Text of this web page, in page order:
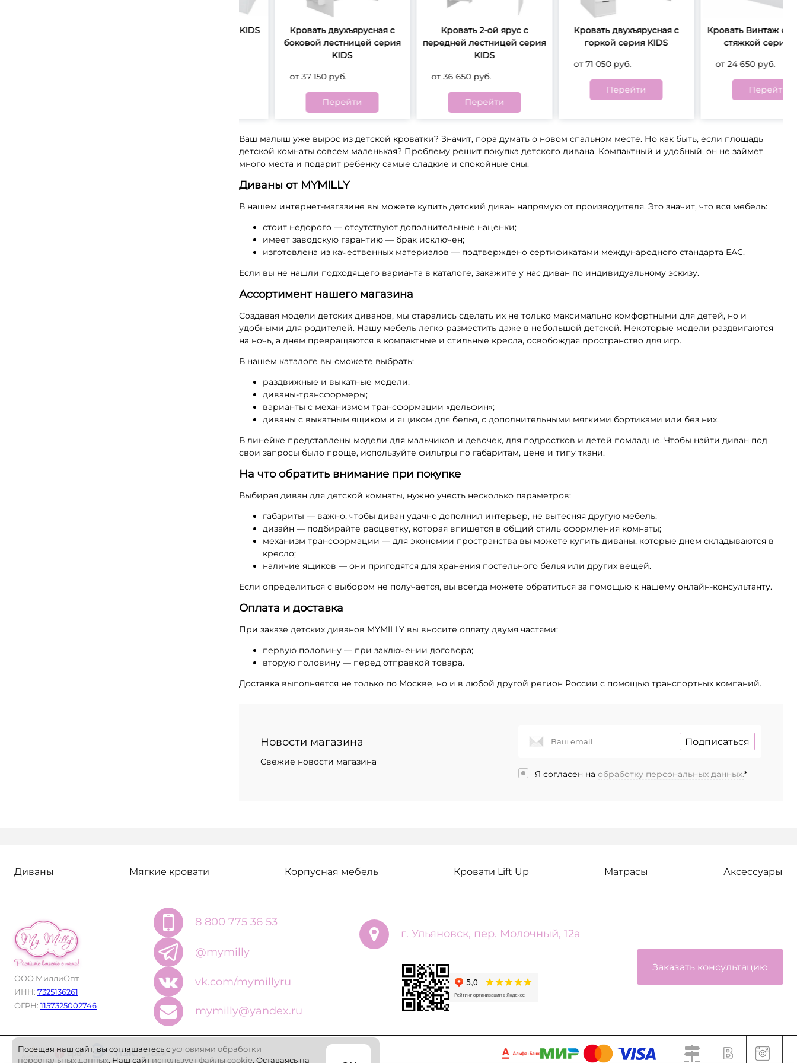
Глубина спального места
1 категория
С фотопечатью
Габаритная глубина, мм
Категория ткани:
Габаритная глубина, мм
Категория ткани:
Высота, мм
Категория ткани:
Кровать Диван серии KIDS
Кровать двухъярусная с
боковой лестницей серия
KIDS
от 37 150 руб.
Перейти
Кровать 2-ой ярус с
передней лестницей серия
KIDS
от 36 650 руб.
Перейти
Кровать двухъярусная с
горкой серия KIDS
от 71 050 руб.
Перейти
Кровать Винтаж с
стяжкой серия
от 24 650 руб.
Перейти
Ваш малыш уже вырос из детской кроватки? Значит, пора думать о новом спальном месте. Но как быть, если площадь
детской комнаты совсем маленькая? Проблему решит покупка детского дивана. Компактный и удобный, он не займет
много места и подарит ребенку самые сладкие и спокойные сны.
Диваны от MYMILLY
В нашем интернет-магазине вы можете купить детский диван напрямую от производителя. Это значит, что вся мебель:
стоит недорого — отсутствуют дополнительные наценки;
имеет заводскую гарантию — брак исключен;
изготовлена из качественных материалов — подтверждено сертификатами международного стандарта ЕАС.
Если вы не нашли подходящего варианта в каталоге, закажите у нас диван по индивидуальному эскизу.
Ассортимент нашего магазина
Создавая модели детских диванов, мы старались сделать их не только максимально комфортными для детей, но и
удобными для родителей. Нашу мебель легко разместить даже в небольшой детской. Некоторые модели раздвигаются
на ночь, а днем превращаются в компактные и стильные кресла, освобождая пространство для игр.
В нашем каталоге вы сможете выбрать:
раздвижные и выкатные модели;
диваны-трансформеры;
варианты с механизмом трансформации «дельфин»;
диваны с выкатным ящиком и ящиком для белья, с дополнительными мягкими бортиками или без них.
В линейке представлены модели для мальчиков и девочек, для подростков и детей помладше. Чтобы найти диван под
свои запросы было проще, используйте фильтры по габаритам, цене и типу ткани.
На что обратить внимание при покупке
Выбирая диван для детской комнаты, нужно учесть несколько параметров:
габариты — важно, чтобы диван удачно дополнил интерьер, не вытесняя другую мебель;
дизайн — подбирайте расцветку, которая впишется в общий стиль оформления комнаты;
механизм трансформации — для экономии пространства вы можете купить диваны, которые днем складываются в
кресло;
наличие ящиков — они пригодятся для хранения постельного белья или других вещей.
Если определиться с выбором не получается, вы всегда можете обратиться за помощью к нашему онлайн-консультанту.
Оплата и доставка
При заказе детских диванов MYMILLY вы вносите оплату двумя частями:
первую половину — при заключении договора;
вторую половину — перед отправкой товара.
Доставка выполняется не только по Москве, но и в любой другой регион России с помощью транспортных компаний.
Новости магазина
Свежие новости магазина
Подписаться
Я согласен на обработку персональных данных.*
Диваны Мягкие кровати Корпусная мебель Кровати Lift Up Матрасы Аксессуары
ООО МиллиОпт
ИНН: 7325136261
ОГРН: 1157325002746
8 800 775 36 53
@mymilly
vk.com/mymillyru
mymilly@yandex.ru
г. Ульяновск, пер. Молочный, 12а
Заказать консультацию
Посещая наш сайт, вы соглашаетесь сусловиями обработки
персональных данных. Наш сайт использует файлы cookie. Оставаясь на